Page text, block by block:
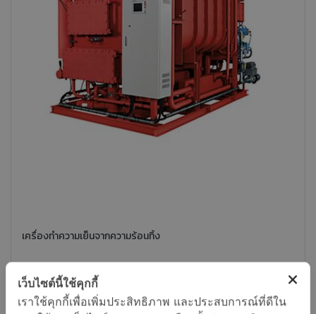
เครื่องทำความเย็นจากความร้อนทิ้ง
ติดต่อทันที แชร์
เว็บไซต์นี้ใช้คุกกี้
เราใช้คุกกี้เพื่อเพิ่มประสิทธิภาพ และประสบการณ์ที่ดีใน